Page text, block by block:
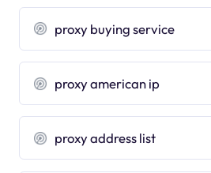
proxy buying service
proxy american ip
proxy address list